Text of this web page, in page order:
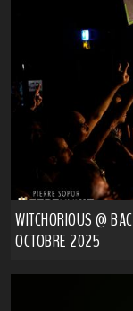
WITCHORIOUS @
OCTOBRE 2025